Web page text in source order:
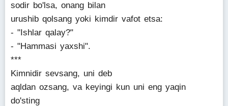
sodir bo'lsa, onang bilan
urushib qolsang yoki kimdir vafot etsa:
- "Ishlar qalay?"
- "Hammasi yaxshi".
***
Kimnidir sevsang, uni deb
aqldan ozsang, va keyingi kun uni eng yaqin
do'sting